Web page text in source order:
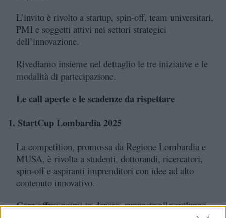
L’invito è rivolto a startup, spin-off, team universitari,
PMI e soggetti attivi nei settori strategici
dell’innovazione.
Rivediamo insieme nel dettaglio le tre iniziative e le
modalità di partecipazione.
Le call aperte e le scadenze da rispettare
1. StartCup Lombardia 2025
La competition, promossa da Regione Lombardia e
MUSA, è rivolta a studenti, dottorandi, ricercatori,
spin-off e aspiranti imprenditori con idee ad alto
contenuto innovativo.
Cosa offre: premi in denaro, supporto allo sviluppo,